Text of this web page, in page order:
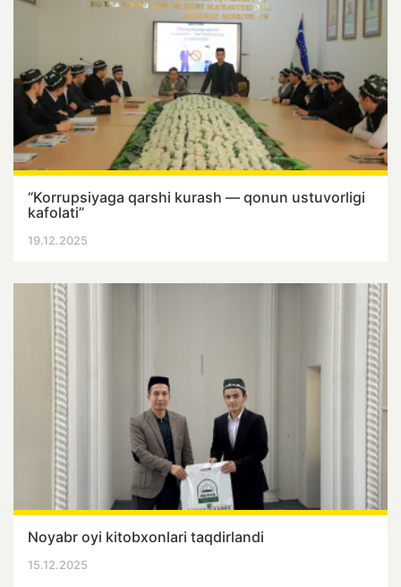
“Korrupsiyaga qarshi kurash — qonun ustuvorligi
kafolati”
19.12.2025
Noyabr oyi kitobxonlari taqdirlandi
15.12.2025